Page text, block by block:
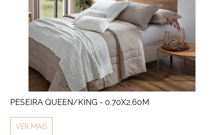
PESEIRA QUEEN/KING - 0,70X2,60M
VER MAIS